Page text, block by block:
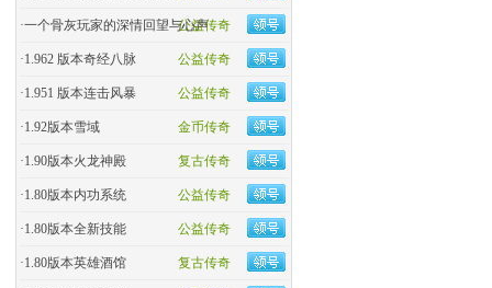
公益传奇
·一个骨灰玩家的深情回望与心声
公益传奇
·1.962 版本奇经八脉
公益传奇
·1.951 版本连击风暴
金币传奇
·1.92版本雪域
复古传奇
·1.90版本火龙神殿
公益传奇
·1.80版本内功系统
公益传奇
·1.80版本全新技能
复古传奇
·1.80版本英雄酒馆